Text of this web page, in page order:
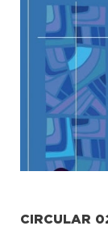
CIRCULAR